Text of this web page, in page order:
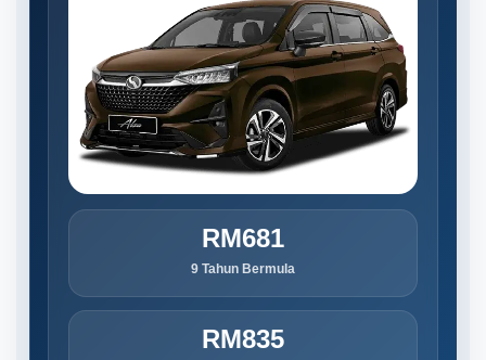
RM681
9 Tahun Bermula
RM835